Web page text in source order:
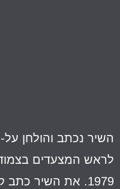
נכתב והולחן על-
המצעדים בצמוד
1979. את השיר